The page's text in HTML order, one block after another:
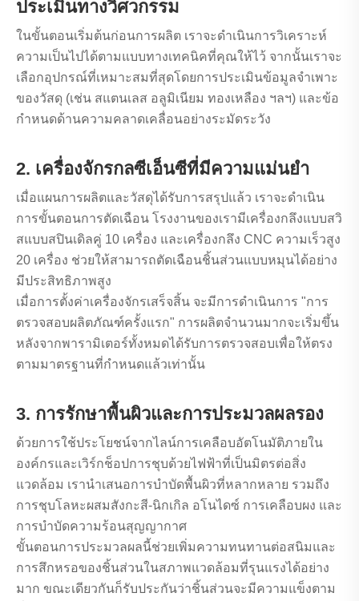
ประเมินทางวิศวกรรม
ในขั้นตอนเริ่มต้นก่อนการผลิต เราจะดำเนินการวิเคราะห์
ความเป็นไปได้ตามแบบทางเทคนิคที่คุณให้ไว้ จากนั้นเราจะ
เลือกอุปกรณ์ที่เหมาะสมที่สุดโดยการประเมินข้อมูลจำเพาะ
ของวัสดุ (เช่น สแตนเลส อลูมิเนียม ทองเหลือง ฯลฯ) และข้อ
กำหนดด้านความคลาดเคลื่อนอย่างระมัดระวัง
2. เครื่องจักรกลซีเอ็นซีที่มีความแม่นยำ
เมื่อแผนการผลิตและวัสดุได้รับการสรุปแล้ว เราจะดำเนิน
การขั้นตอนการตัดเฉือน โรงงานของเรามีเครื่องกลึงแบบสวิ
สแบบสปินเดิลคู่ 10 เครื่อง และเครื่องกลึง CNC ความเร็วสูง
20 เครื่อง ช่วยให้สามารถตัดเฉือนชิ้นส่วนแบบหมุนได้อย่าง
มีประสิทธิภาพสูง
เมื่อการตั้งค่าเครื่องจักรเสร็จสิ้น จะมีการดำเนินการ "การ
ตรวจสอบผลิตภัณฑ์ครั้งแรก" การผลิตจำนวนมากจะเริ่มขึ้น
หลังจากพารามิเตอร์ทั้งหมดได้รับการตรวจสอบเพื่อให้ตรง
ตามมาตรฐานที่กำหนดแล้วเท่านั้น
3. การรักษาพื้นผิวและการประมวลผลรอง
ด้วยการใช้ประโยชน์จากไลน์การเคลือบอัตโนมัติภายใน
องค์กรและเวิร์กช็อปการชุบด้วยไฟฟ้าที่เป็นมิตรต่อสิ่ง
แวดล้อม เรานำเสนอการบำบัดพื้นผิวที่หลากหลาย รวมถึง
การชุบโลหะผสมสังกะสี-นิกเกิล อโนไดซ์ การเคลือบผง และ
การบำบัดความร้อนสุญญากาศ
ขั้นตอนการประมวลผลนี้ช่วยเพิ่มความทนทานต่อสนิมและ
การสึกหรอของชิ้นส่วนในสภาพแวดล้อมที่รุนแรงได้อย่าง
มาก ขณะเดียวกันก็รับประกันว่าชิ้นส่วนจะมีความแข็งตาม